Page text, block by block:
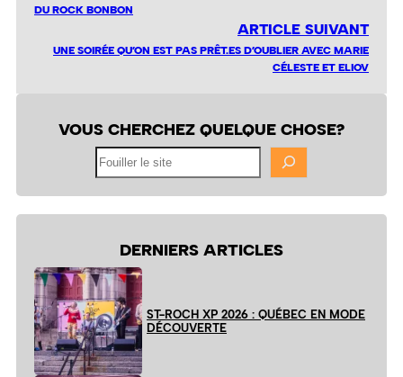
DU ROCK BONBON
ARTICLE SUIVANT
UNE SOIRÉE QU’ON EST PAS PRÊT.ES D’OUBLIER AVEC MARIE
CÉLESTE ET ELIOV
VOUS CHERCHEZ QUELQUE CHOSE?
DERNIERS ARTICLES
ST-ROCH XP 2026 : QUÉBEC EN MODE
DÉCOUVERTE